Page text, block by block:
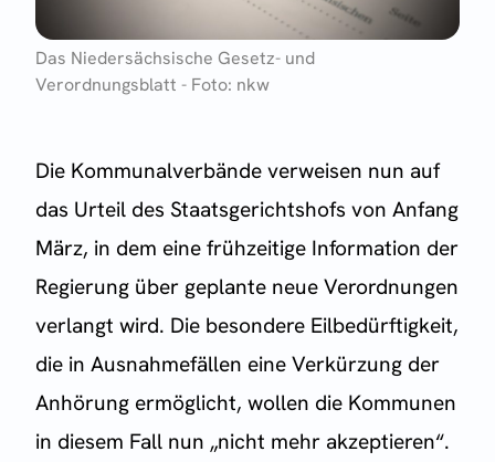
Das Niedersächsische Gesetz- und
Verordnungsblatt - Foto: nkw
Die Kommunalverbände verweisen nun auf
das Urteil des Staatsgerichtshofs von Anfang
März, in dem eine frühzeitige Information der
Regierung über geplante neue Verordnungen
verlangt wird. Die besondere Eilbedürftigkeit,
die in Ausnahmefällen eine Verkürzung der
Anhörung ermöglicht, wollen die Kommunen
in diesem Fall nun „nicht mehr akzeptieren“.